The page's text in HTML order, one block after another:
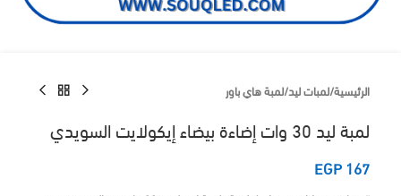
الرئيسية/لمبات ليد/لمبة هاي باور
لمبة ليد 30 وات إضاءة بيضاء إيكولايت السويدي
EGP167